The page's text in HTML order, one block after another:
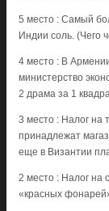
5 место : Самый
Индии соль. (Чего
4 место : В
министерство
2 драма за 1
3 место : Налог на
принадлежат
еще в Византии
2 место : Налог на
«красных